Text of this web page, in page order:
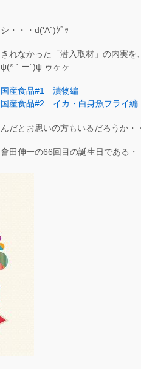
・・・d(‘A`)ｸﾞｯ
れなかった「潜入取材」の内実を
｀ー´)ψ ゥヶヶ
産食品#1 漬物編
産食品#2 イカ・白身魚フライ編
だとお思いの方もいるだろうか
田伸一の66回目の誕生日である・